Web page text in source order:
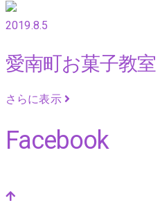
2019.8.5
愛南町お菓子教室
さらに表示
Facebook